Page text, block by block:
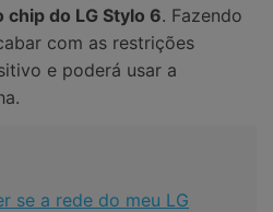
do LG Stylo 6. Fazendo
com as restrições
e poderá usar a
se a rede do meu LG